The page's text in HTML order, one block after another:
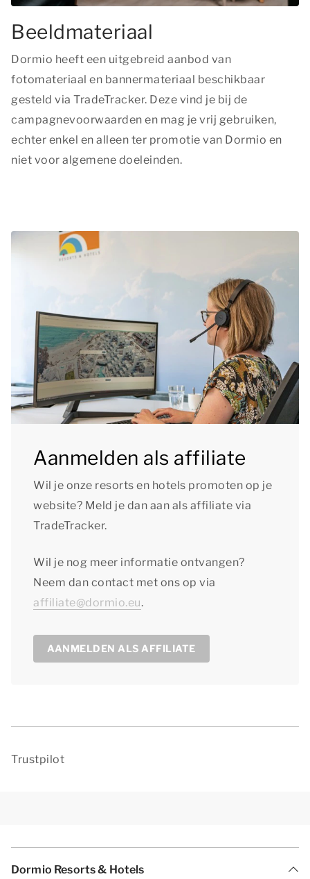
Beeldmateriaal
Dormio heeft een uitgebreid aanbod van
fotomateriaal en bannermateriaal beschikbaar
gesteld via TradeTracker. Deze vind je bij de
campagnevoorwaarden en mag je vrij gebruiken,
echter enkel en alleen ter promotie van Dormio en
niet voor algemene doeleinden.
Aanmelden als affiliate
Wil je onze resorts en hotels promoten op je
website? Meld je dan aan als affiliate via
TradeTracker.
Wil je nog meer informatie ontvangen?
Neem dan contact met ons op via
affiliate@dormio.eu.
AANMELDEN ALS AFFILIATE
Trustpilot
Dormio Resorts & Hotels